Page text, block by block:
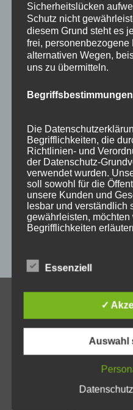
angebote aus holz
einzelanfertigungen
geschenk geschenkartikel
holzgeschenke
kempten laser
messestand post schild
sulzberg weihnachten
weihnachtsmarkt
werbeschilder werbung
Allgäuer Holzschilder
Inh. Jörg Schmid
Steile Str. 6
Tel.: +49 (0)831 – 2540314
Sicherheitslücken
Schutz nicht
diesem Grund steht es
frei, personenbezogene
alternativen Wegen,
uns zu übermitteln.
Begriffsbestimmungen
Die
Begrifflichkeiten, die
Richtlinien- und
der Datenschutz-
verwendet wurden.
soll sowohl für die
unsere Kunden und
lesbar und verständlich
gewährleisten,
Begrifflichkeiten
unter anderem die
a)
Personenbezogene
die sich auf eine
natürliche Person (im
natürliche Person
Essenziell
✓
Auswahl